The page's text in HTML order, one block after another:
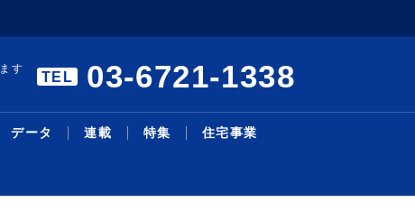
す
TEL 03-6721-1338
データ 連載 特集 住宅事業